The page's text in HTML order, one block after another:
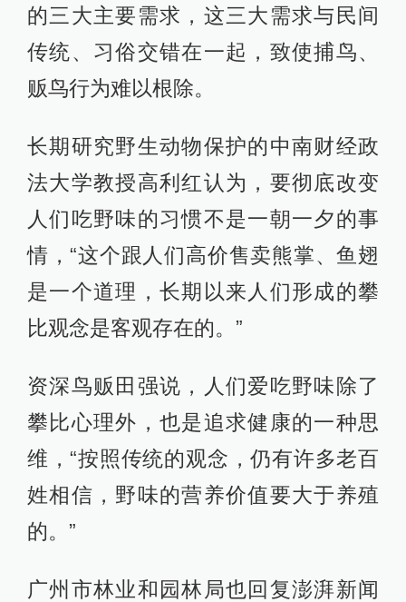
的三大主要需求，这三大需求与民间
传统、习俗交错在一起，致使捕鸟、
贩鸟行为难以根除。
长期研究野生动物保护的中南财经政
法大学教授高利红认为，要彻底改变
人们吃野味的习惯不是一朝一夕的事
情，“这个跟人们高价售卖熊掌、鱼翅
是一个道理，长期以来人们形成的攀
比观念是客观存在的。”
资深鸟贩田强说，人们爱吃野味除了
攀比心理外，也是追求健康的一种思
维，“按照传统的观念，仍有许多老百
姓相信，野味的营养价值要大于养殖
的。”
广州市林业和园林局也回复澎湃新闻